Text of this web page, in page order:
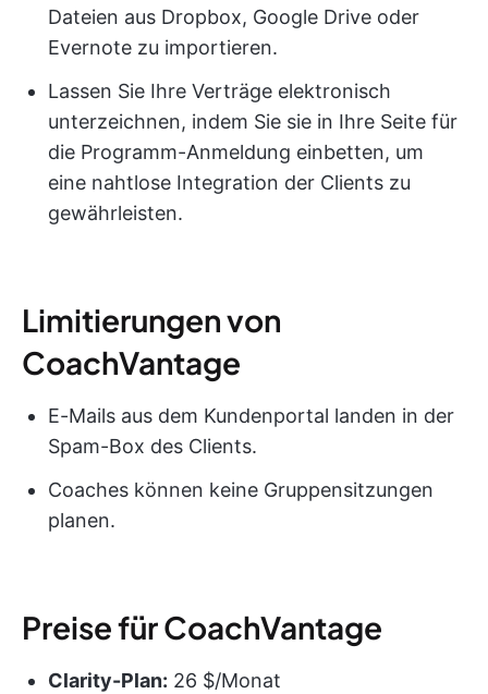
Dateien aus Dropbox, Google Drive oder
Evernote zu importieren.
Lassen Sie Ihre Verträge elektronisch
unterzeichnen, indem Sie sie in Ihre Seite für
die Programm-Anmeldung einbetten, um
eine nahtlose Integration der Clients zu
gewährleisten.
Limitierungen von
CoachVantage
E-Mails aus dem Kundenportal landen in der
Spam-Box des Clients.
Coaches können keine Gruppensitzungen
planen.
Preise für CoachVantage
Clarity-Plan: 26 $/Monat